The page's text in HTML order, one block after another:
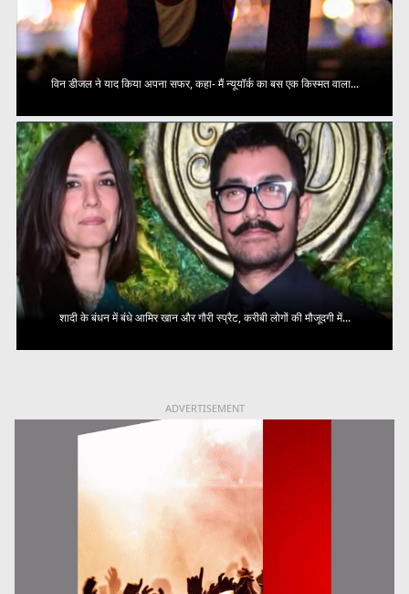
विन डीजल ने याद किया अपना सफर, कहा- मैं न्यूयॉर्क का बस एक किस्मत वाला...
शादी के बंधन में बंधे आमिर खान और गौरी स्प्रैट, करीबी लोगों की मौजूदगी में...
ADVERTISEMENT